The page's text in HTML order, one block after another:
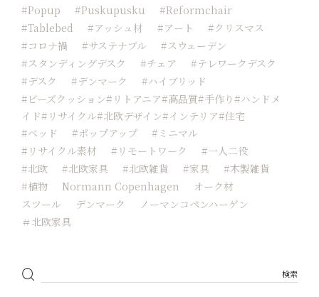
#popup
#Puskupusku
#reformchair
#tablebed
#アッシュ材 #アート
#クリスマス
#コロナ禍
#サステナブル
#スウェーデン
#スタンディングデスク
#チェア
#テレワークデスク
#デスク
#デンマーク
#ハイブリッド
#ビーズクッション#リトアニア#高品質#手作り#ハンドメ
イド#リサイクル#北欧デザイン#インテリア#住宅
#ベッド
#ポップアップ
#ミニマル
#リサイクル素材
#リモートワーク
#一人二役
#北欧
#北欧家具 #北欧雑貨 #家具
#木製雑貨
#植物
Normann Copenhagen
オーク材
スツール
デンマーク
ノーマンコペンハーゲン
＃北欧家具